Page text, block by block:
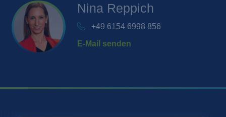
Nina Reppich
+49 6154 6998 856
E-Mail senden